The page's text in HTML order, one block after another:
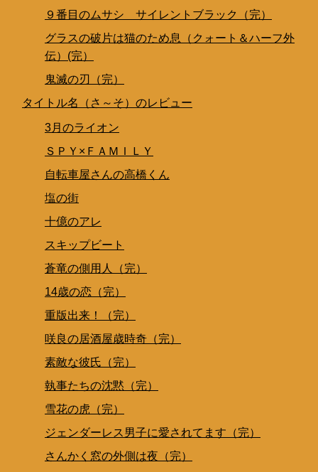
９番目のムサシ サイレントブラック（完）
グラスの破片は猫のため息（クォート＆ハーフ外
伝）(完）
鬼滅の刃（完）
タイトル名（さ～そ）のレビュー
3月のライオン
ＳＰＹ×ＦＡＭＩＬＹ
自転車屋さんの高橋くん
塩の街
十億のアレ
スキップビート
蒼竜の側用人（完）
14歳の恋（完）
重版出来！（完）
咲良の居酒屋歳時奇（完）
素敵な彼氏（完）
執事たちの沈黙（完）
雪花の虎（完）
ジェンダーレス男子に愛されてます（完）
さんかく窓の外側は夜（完）